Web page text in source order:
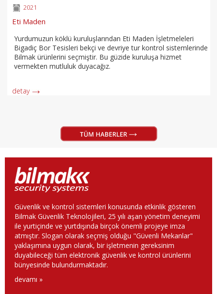
2021
Eti Maden
Yurdumuzun köklü kuruluşlarından Eti Maden İşletmeleleri
Bigadiç Bor Tesisleri bekçi ve devriye tur kontrol sistemlerinde
Bilmak ürünlerini seçmiştir. Bu güzide kuruluşa hizmet
vermekten mutluluk duyacağız.
detay
Güvenlik ve kontrol sistemleri konusunda etkinlik gösteren
Bilmak Güvenlik Teknolojileri, 25 yılı aşan yönetim deneyimi
ile yurtiçinde ve yurtdışında birçok önemli projeye imza
atmıştır. Slogan olarak seçmiş olduğu "Güvenli Mekanlar"
yaklaşımına uygun olarak, bir işletmenin gereksinim
duyabileceği tüm elektronik güvenlik ve kontrol ürünlerini
bünyesinde bulundurmaktadır.
devamı »